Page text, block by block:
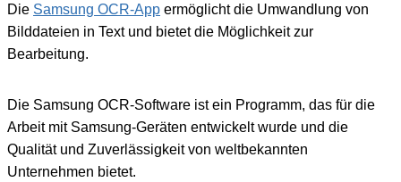
Die Samsung OCR-App ermöglicht die Umwandlung von
Bilddateien in Text und bietet die Möglichkeit zur
Bearbeitung.
Die Samsung OCR-Software ist ein Programm, das für die
Arbeit mit Samsung-Geräten entwickelt wurde und die
Qualität und Zuverlässigkeit von weltbekannten
Unternehmen bietet.